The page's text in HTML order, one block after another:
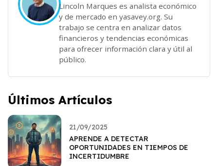
Lincoln Marques es analista económico
y de mercado en yasavey.org. Su
trabajo se centra en analizar datos
financieros y tendencias económicas
para ofrecer información clara y útil al
público.
Últimos Artículos
21/09/2025
APRENDE A DETECTAR
OPORTUNIDADES EN TIEMPOS DE
INCERTIDUMBRE